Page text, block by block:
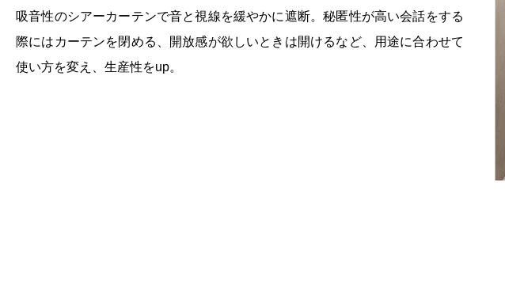
吸音性のシアーカーテンで音と視線を緩やかに遮断。秘匿性が高い会話をする
際にはカーテンを閉める、開放感が欲しいときは開けるなど、用途に合わせて
使い方を変え、生産性をup。